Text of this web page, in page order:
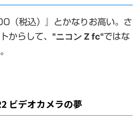
（税込）』とかなりお高い。さ
からして、 "ニコン Z fc"ではな
ビデオカメラの夢